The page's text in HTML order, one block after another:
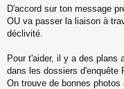
s
a
g
e
o
n
D'accord sur ton message
OU va passer la liaison à
déclivité.
Pour t'aider, il y a des plans
dans les dossiers d'enquête
On trouve de bonnes